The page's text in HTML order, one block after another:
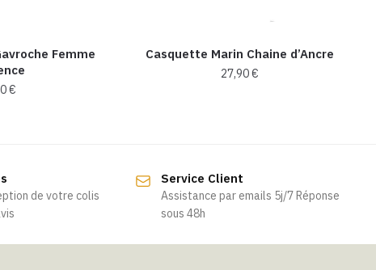
Femme
€
Casquette Marin Chaine d’Ancre
27,90€
de votre colis
Service Client
Assistance par emails 5j/7 Réponse
sous 48h